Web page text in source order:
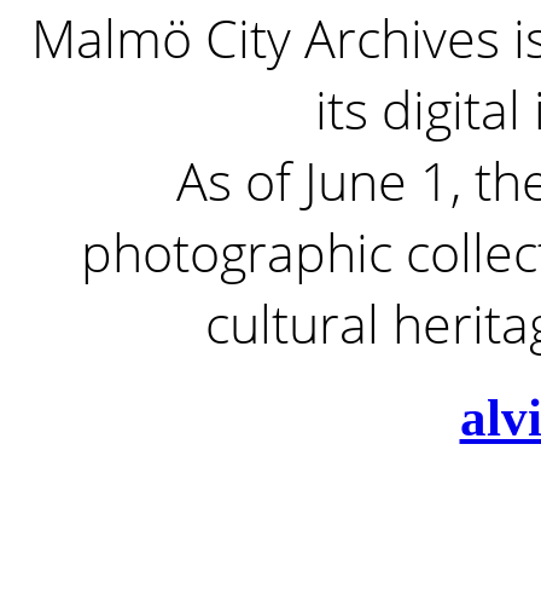
Malmö City Archives
its digital
As of June 1,
photographic
cultural